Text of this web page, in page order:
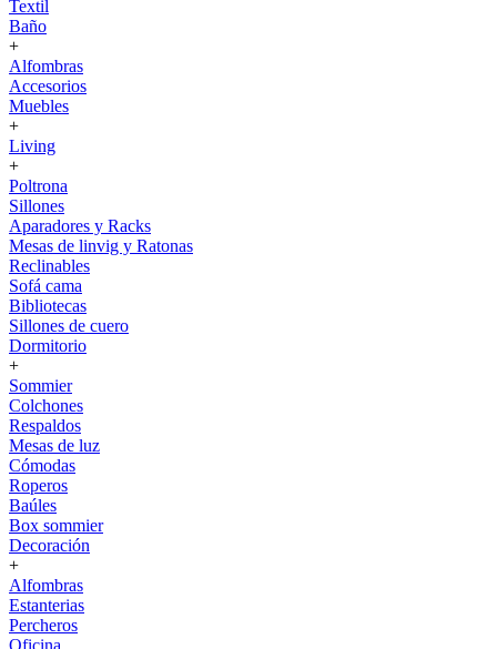
Textil
Baño
+
Alfombras
Accesorios
Muebles
+
Living
+
Poltrona
Sillones
Aparadores y Racks
Mesas de linvig y Ratonas
Reclinables
Sofá cama
Bibliotecas
Sillones de cuero
Dormitorio
+
Sommier
Colchones
Respaldos
Mesas de luz
Cómodas
Roperos
Baúles
Box sommier
Decoración
+
Alfombras
Estanterias
Percheros
Oficina